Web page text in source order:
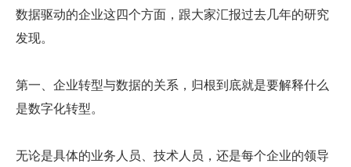
数据驱动的企业这四个方面，跟大家汇报过去几年的研究
发现。
第一、企业转型与数据的关系，归根到底就是要解释什么
是数字化转型。
无论是具体的业务人员、技术人员，还是每个企业的领导